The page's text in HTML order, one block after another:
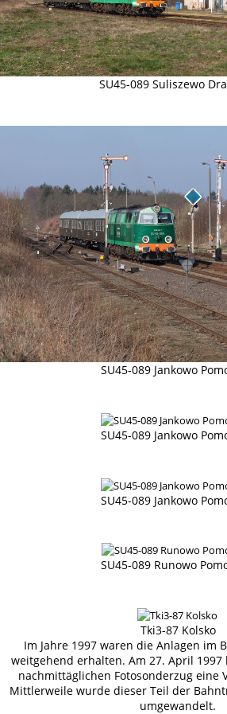
SU45-089 Suliszewo
SU45-089 Jankowo
SU45-089 Jankowo
SU45-089 Jankowo
SU45-089 Runowo
Tki3-87 Kolsko
Im Jahre 1997 waren die Anlagen im
weitgehend erhalten. Am 27. April
nachmittäglichen Fotosonderzug eine
Mittlerweile wurde dieser Teil der
umgewandelt.